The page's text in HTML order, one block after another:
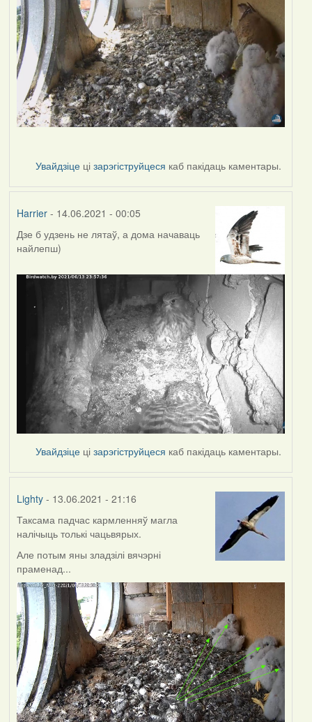
Увайдзіце цізарэгіструйцеся каб пакідаць каментары.
Harrier- 14.06.2021 - 00:05
Дзе б удзень не лятаў, а дома начаваць
найлепш)
Увайдзіце цізарэгіструйцеся каб пакідаць каментары.
Lighty- 13.06.2021 - 21:16
Таксама падчас кармленняў магла
налічыць толькі чацьвярых.
Але потым яны зладзілі вячэрні
праменад...